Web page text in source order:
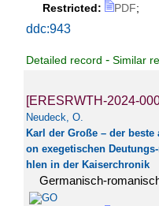
Restricted: PDF;
ddc:943
Detailed record - Similar
[ERESRWTH-2024-
Neudeck, O.
Karl der Große – der
on exegetischen
hlen in der Kaiserchronik
Germanisch-